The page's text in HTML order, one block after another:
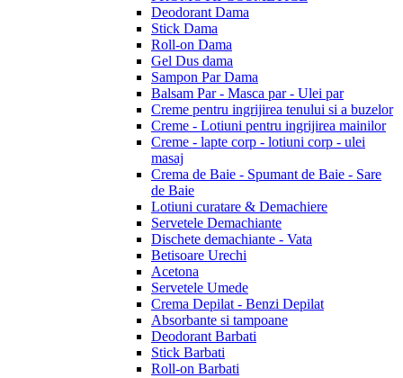
Deodorant Dama
Stick Dama
Roll-on Dama
Gel Dus dama
Sampon Par Dama
Balsam Par - Masca par - Ulei par
Creme pentru ingrijirea tenului si a buzelor
Creme - Lotiuni pentru ingrijirea mainilor
Creme - lapte corp - lotiuni corp - ulei
masaj
Crema de Baie - Spumant de Baie - Sare
de Baie
Lotiuni curatare & Demachiere
Servetele Demachiante
Dischete demachiante - Vata
Betisoare Urechi
Acetona
Servetele Umede
Crema Depilat - Benzi Depilat
Absorbante si tampoane
Deodorant Barbati
Stick Barbati
Roll-on Barbati